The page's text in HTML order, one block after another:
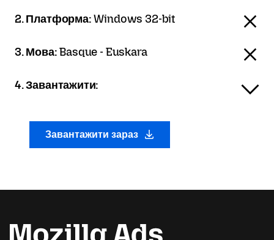
2. Платформа:Windows 32-bit
3. Мова:Basque - Euskara
4. Завантажити:
Завантажити зараз